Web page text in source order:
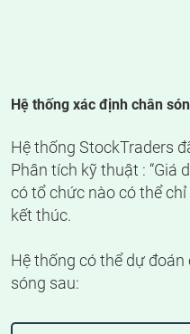
Hệ thống xác định chân
Hệ thống StockTraders
Phân tích kỹ thuật : “Giá
có tổ chức nào có thể
kết thúc.
Hệ thống có thể dự
sóng sau: